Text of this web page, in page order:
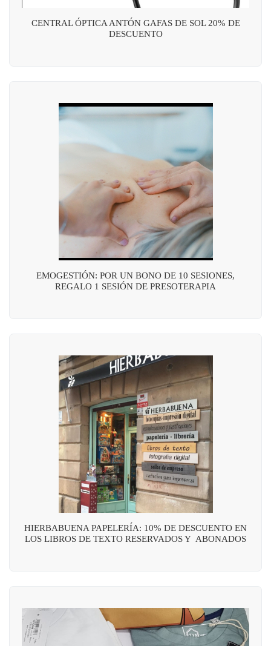
CENTRAL ÓPTICA ANTÓN GAFAS DE SOL 20% DE
DESCUENTO
EMOGESTIÓN: POR UN BONO DE 10 SESIONES,
REGALO 1 SESIÓN DE PRESOTERAPIA
HIERBABUENA PAPELERÍA: 10% DE DESCUENTO EN
LOS LIBROS DE TEXTO RESERVADOS Y ABONADOS